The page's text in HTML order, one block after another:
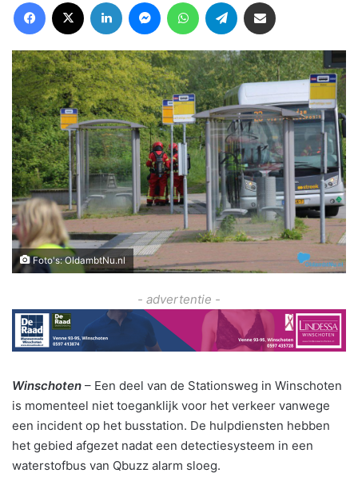
Foto's: OldambtNu.nl
- advertentie -
Winschoten – Een deel van de Stationsweg in Winschoten
is momenteel niet toeganklijk voor het verkeer vanwege
een incident op het busstation. De hulpdiensten hebben
het gebied afgezet nadat een detectiesysteem in een
waterstofbus van Qbuzz alarm sloeg.